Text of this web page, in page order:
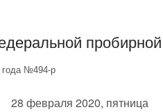
года №494-р
28 февраля 2020, пятница